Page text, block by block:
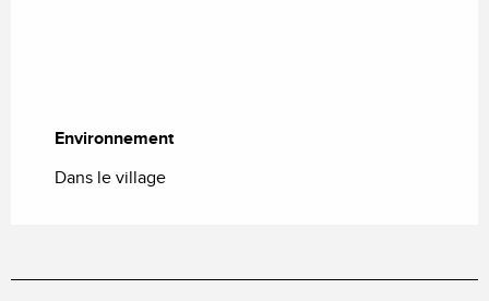
Environnement
Environnement
Dans le village